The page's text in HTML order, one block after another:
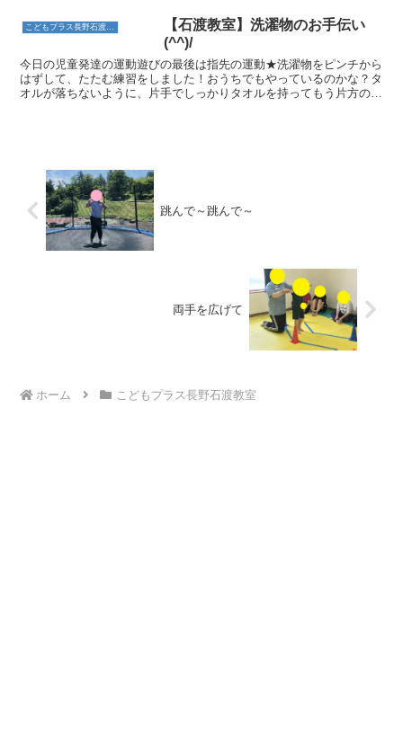
ぞれの場所には素敵な雛人形が飾られて
おり、子どもたちも「きれ...
こどもプラス長野石渡教室
【石渡教室】洗濯物のお手伝い
(^^)/
今日の児童発達の運動遊びの最後は指先の運動★洗濯物をピンチから
はずして、たたむ練習をしました！おうちでもやっているのかな？タ
オルが落ちないように、片手でしっかりタオルを持ってもう片方の手
跳んで～跳んで～
両手を広げて
ホーム こどもプラス長野石渡教室